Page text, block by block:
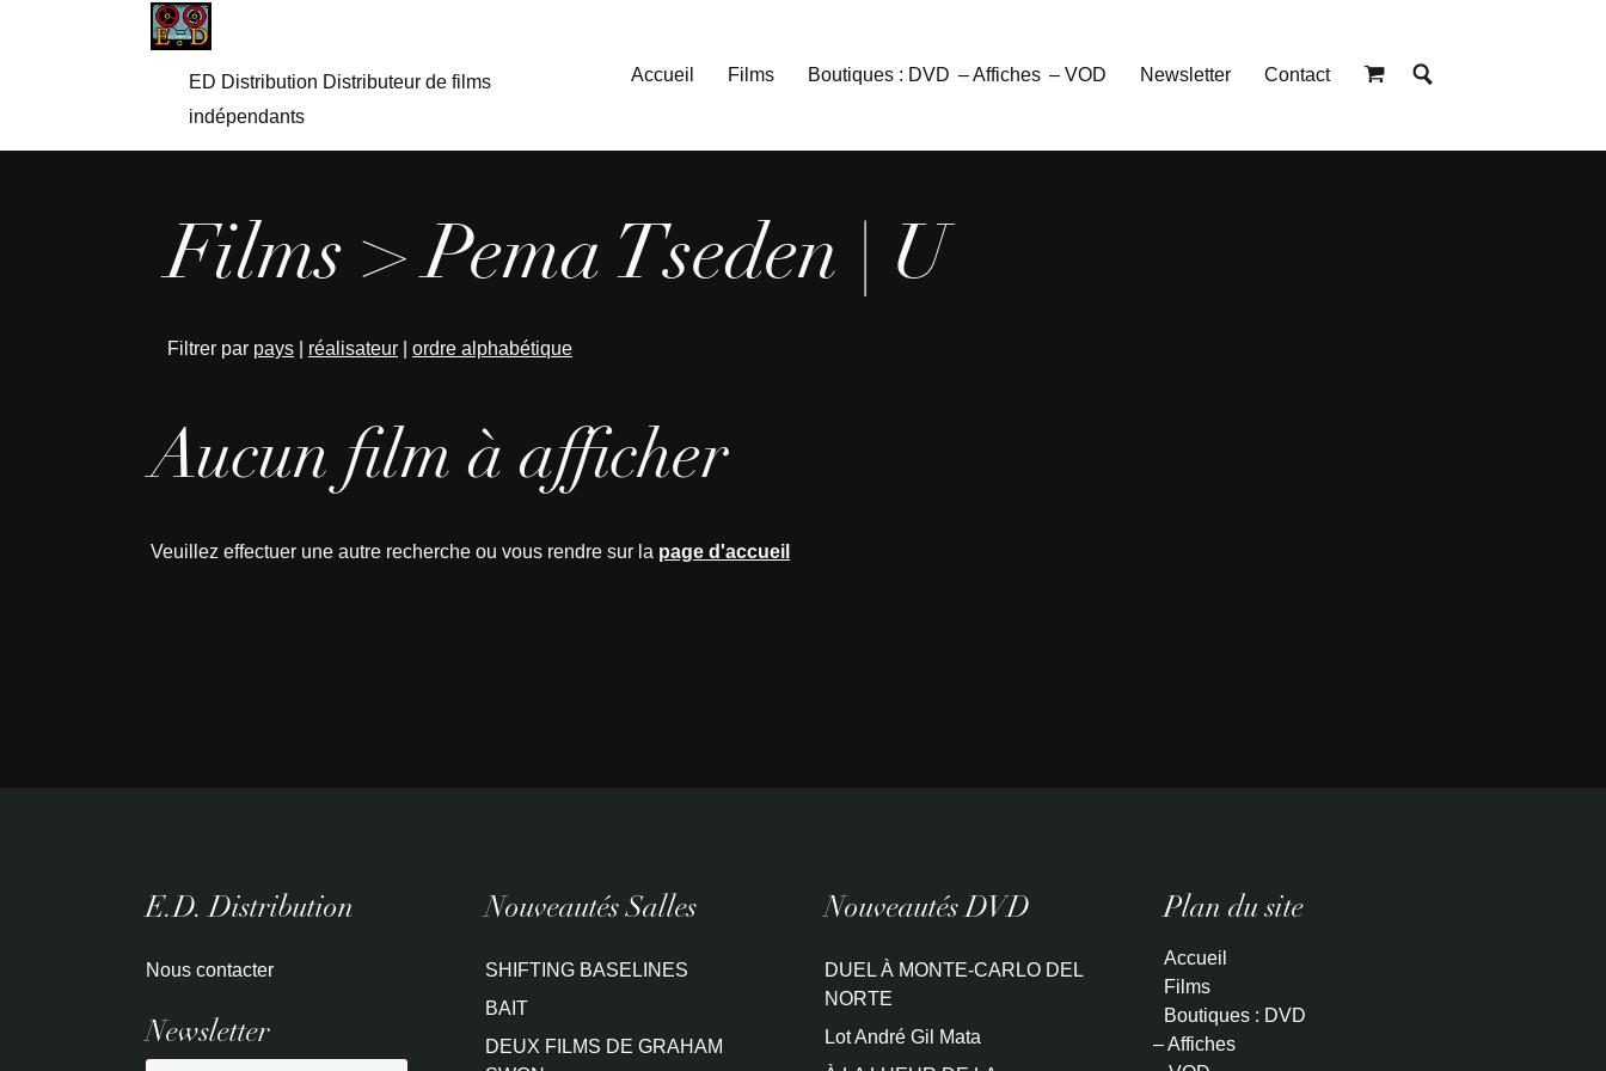
ED Distribution Distributeur de films
indépendants
Accueil Films Boutiques : DVD – Affiches – VOD Newsletter Contact
Films > Pema Tseden | U
Filtrer par pays réalisateur ordre alphabétique
Aucun film à afficher
Veuillez effectuer une autre recherche ou vous rendre sur la page d'accueil
E.D. Distribution
Nous contacter
Newsletter
Nouveautés Salles
SHIFTING BASELINES
BAIT
DEUX FILMS DE GRAHAM
Nouveautés DVD
DUEL À MONTE-CARLO DEL
NORTE
Lot André Gil Mata
Plan du site
Accueil
Films
Boutiques : DVD
– Affiches